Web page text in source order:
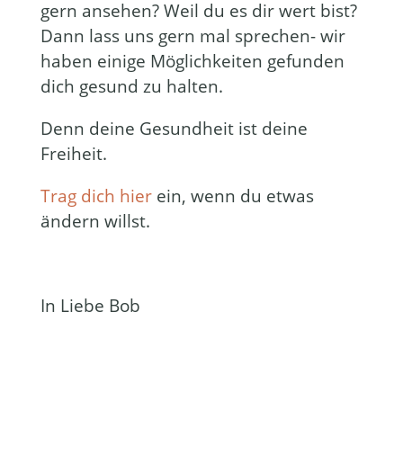
gern ansehen? Weil du es dir wert bist?
Dann lass uns gern mal sprechen- wir
haben einige Möglichkeiten gefunden
dich gesund zu halten.
Denn deine Gesundheit ist deine
Freiheit.
Trag dich hierein, wenn du etwas
ändern willst.
In Liebe Bob